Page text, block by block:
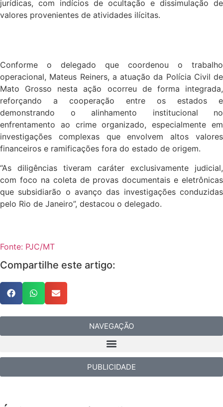
jurídicas, com indícios de ocultação e dissimulação de
valores provenientes de atividades ilícitas.
Conforme o delegado que coordenou o trabalho
operacional, Mateus Reiners, a atuação da Polícia Civil de
Mato Grosso nesta ação ocorreu de forma integrada,
reforçando a cooperação entre os estados e
demonstrando o alinhamento institucional no
enfrentamento ao crime organizado, especialmente em
investigações complexas que envolvem altos valores
financeiros e ramificações fora do estado de origem.
“As diligências tiveram caráter exclusivamente judicial,
com foco na coleta de provas documentais e eletrônicas
que subsidiarão o avanço das investigações conduzidas
pelo Rio de Janeiro”, destacou o delegado.
Fonte: PJC/MT
Compartilhe este artigo:
NAVEGAÇÃO
PUBLICIDADE